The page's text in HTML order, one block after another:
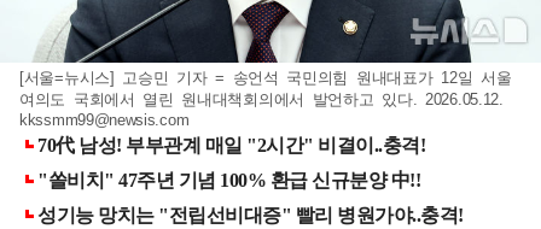
[서울=뉴시스] 고승민 기자 = 송언석 국민의힘 원내대표가 12일 서울
여의도 국회에서 열린 원내대책회의에서 발언하고 있다. 2026.05.12.
kkssmm99@newsis.com